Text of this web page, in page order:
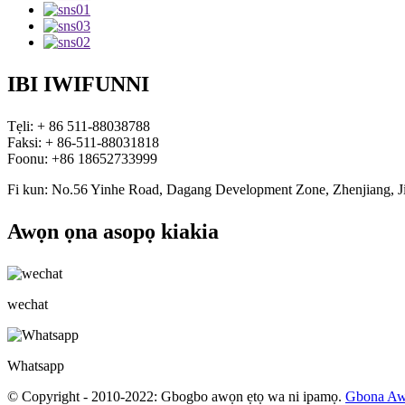
IBI IWIFUNNI
Tẹli: + 86 511-88038788
Faksi: + 86-511-88031818
Foonu: +86 18652733999
Fi kun: No.56 Yinhe Road, Dagang Development Zone, Zhenjiang,
Awọn ọna asopọ kiakia
wechat
Whatsapp
© Copyright - 2010-2022: Gbogbo awọn ẹtọ wa ni ipamọ. Gbona